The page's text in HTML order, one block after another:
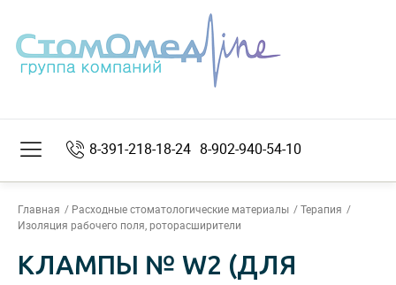
8-391-218-18-24 8-902-940-54-10
Главная Расходные стоматологические материалы
Терапия
Изоляция рабочего поля, роторасширители
КЛАМПЫ № W2 (ДЛЯ